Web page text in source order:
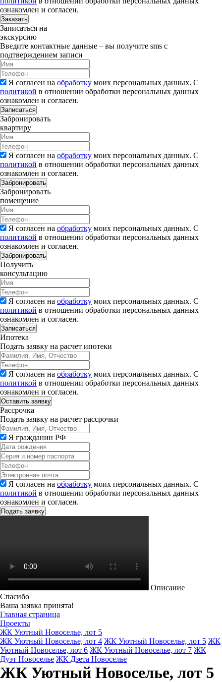
ознакомлен и согласен.
Заказать
Записаться на
экскурсию
Введите контактные данные – вы получите sms с
подтверждением записи
Я согласен на обработку моих персональных данных. С
политикой в отношении обработки персональных данных
ознакомлен и согласен.
Записаться
Забронировать
квартиру
Я согласен на обработку моих персональных данных. С
политикой в отношении обработки персональных данных
ознакомлен и согласен.
Забронировать
Забронировать
помещение
Я согласен на обработку моих персональных данных. С
политикой в отношении обработки персональных данных
ознакомлен и согласен.
Забронировать
Получить
консультацию
Я согласен на обработку моих персональных данных. С
политикой в отношении обработки персональных данных
ознакомлен и согласен.
Записаться
Ипотека
Подать заявку на расчет ипотеки
Я согласен на обработку моих персональных данных. С
политикой в отношении обработки персональных данных
ознакомлен и согласен.
Рассрочка
Подать заявку на расчет рассрочки
Я гражданин РФ
Я согласен на обработку моих персональных данных. С
политикой в отношении обработки персональных данных
ознакомлен и согласен.
Описание
Спасибо
Ваша заявка принята!
Главная страница
Проекты
ЖК Уютный Новоселье, лот 5
ЖК Уютный Новоселье, лот 4 ЖК Уютный Новоселье, лот 5 ЖК
Уютный Новоселье, лот 6 ЖК Уютный Новоселье, лот 7 ЖК
Дуэт Новоселье ЖК Дзета Новоселье
ЖК Уютный Новоселье, лот 5